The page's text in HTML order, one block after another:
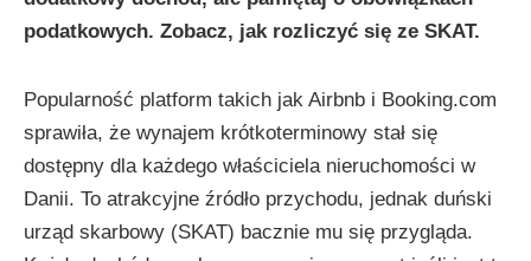
podatkowych. Zobacz, jak rozliczyć się ze SKAT.
Popularność platform takich jak Airbnb i Booking.com
sprawiła, że wynajem krótkoterminowy stał się
dostępny dla każdego właściciela nieruchomości w
Danii. To atrakcyjne źródło przychodu, jednak duński
urząd skarbowy (SKAT) bacznie mu się przygląda.